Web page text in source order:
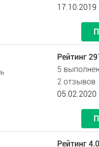
17.10.2019
Рейтинг
5
2 отзывов
05.02.2020
Рейтинг 4.0